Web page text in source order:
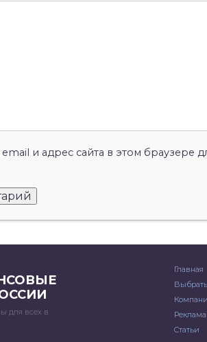
и адрес сайта в этом браузере
для всех в
Главная
Статьи